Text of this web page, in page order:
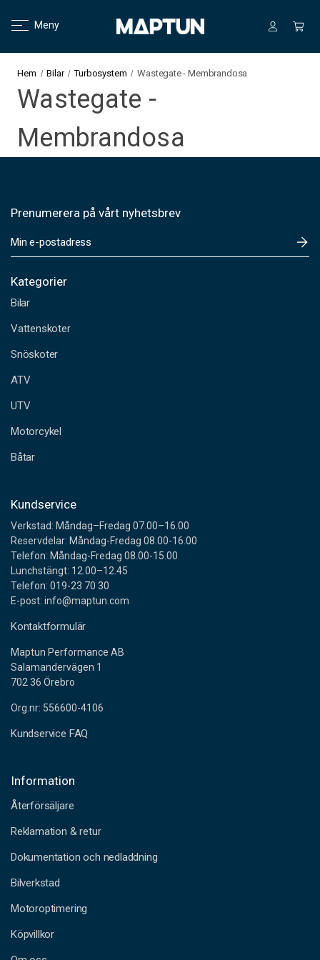
Meny
Hem Bilar Turbosystem Wastegate - Membrandosa
Wastegate -
Membrandosa
Prenumerera på vårt nyhetsbrev
-
o
t
a
r
s
s
Kategorier
Bilar
Vattenskoter
Snöskoter
ATV
UTV
Motorcykel
Båtar
Kundservice
Verkstad: Måndag–Fredag 07.00–16.00
Reservdelar: Måndag-Fredag 08.00-16.00
Telefon: Måndag-Fredag 08.00-15.00
Lunchstängt: 12.00–12.45
Telefon: 019-23 70 30
E-post: info@maptun.com
Kontaktformulär
Maptun Performance AB
Salamandervägen 1
702 36 Örebro
Org.nr: 556600-4106
Kundservice FAQ
Information
Återförsäljare
Reklamation & retur
Dokumentation och nedladdning
Bilverkstad
Motoroptimering
Köpvillkor